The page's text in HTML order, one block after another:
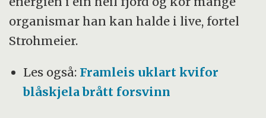
organismar han kan halde i live, fortel
Strohmeier.
Les også:Framleis uklart kvifor
blåskjela brått forsvinn